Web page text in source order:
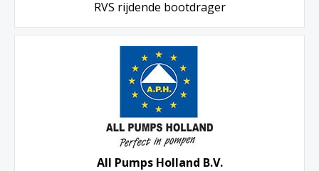
RVS rijdende bootdrager
All Pumps Holland B.V.